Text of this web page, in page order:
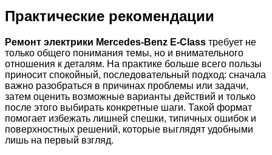
Практические рекомендации
Ремонт электрики Mercedes-Benz E-Class требует не
только общего понимания темы, но и внимательного
отношения к деталям. На практике больше всего пользы
приносит спокойный, последовательный подход: сначала
важно разобраться в причинах проблемы или задачи,
затем оценить возможные варианты действий и только
после этого выбирать конкретные шаги. Такой формат
помогает избежать лишней спешки, типичных ошибок и
поверхностных решений, которые выглядят удобными
лишь на первый взгляд.